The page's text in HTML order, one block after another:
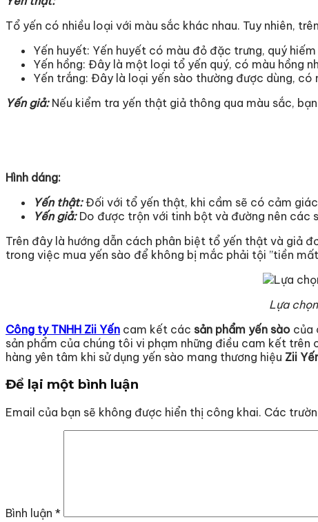
Tổ yến có nhiều loại với màu sắc khác nhau. Tuy nhiên,
Yến huyết: Yến huyết có màu đỏ đặc trưng, quý
Yến hồng: Đây là một loại tổ yến quý, có màu hồng
Yến trắng: Đây là loại yến sào thường được dùng, có
Yến giả: Nếu kiểm tra yến thật giả thông qua màu sắc,
Hình dáng:
Yến thật:Đối với tổ yến thật, khi cầm sẽ có cảm giác
Yến giả:Do được trộn với tinh bột và đường nên các
Trên đây là hướng dẫn cách phân biệt tổ yến thật và giả
trong việc mua yến sào để không bị mắc phải tội ”tiền
Lựa
Công ty TNHH Zii Yến cam kết các sản phẩm yến sào của
sản phẩm của chúng tôi vi phạm những điều cam kết
hàng yên tâm khi sử dụng yến sào mang thương hiệu Zii
Để lại một bình luận
Email của bạn sẽ không được hiển thị công khai. Các
Bình luận *